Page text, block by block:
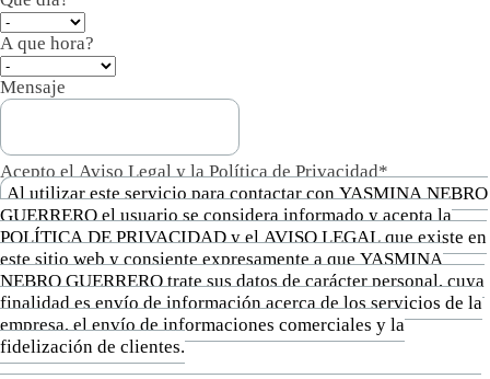
A que hora?
Mensaje
Acepto el Aviso Legal y la Política de Privacidad*
Al utilizar este servicio para contactar con YASMINA NEBRO
GUERRERO el usuario se considera informado y acepta la
POLÍTICA DE PRIVACIDAD y el AVISO LEGAL que existe en
este sitio web y consiente expresamente a que YASMINA
NEBRO GUERRERO trate sus datos de carácter personal, cuya
finalidad es envío de información acerca de los servicios de la
empresa, el envío de informaciones comerciales y la
fidelización de clientes.